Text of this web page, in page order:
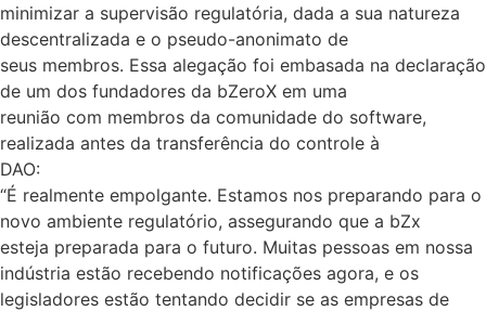
minimizar a supervisão regulatória, dada a sua natureza
descentralizada e o pseudo-anonimato de
seus membros. Essa alegação foi embasada na declaração
de um dos fundadores da bZeroX em uma
reunião com membros da comunidade do software,
realizada antes da transferência do controle à
DAO:
“É realmente empolgante. Estamos nos preparando para o
novo ambiente regulatório, assegurando que a bZx
esteja preparada para o futuro. Muitas pessoas em nossa
indústria estão recebendo notificações agora, e os
legisladores estão tentando decidir se as empresas de